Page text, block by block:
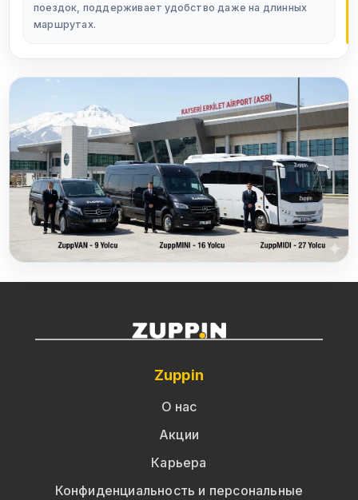
поездок, поддерживает удобство даже на длинных
маршрутах.
Zuppin
О нас
Акции
Карьера
Конфиденциальность и персональные